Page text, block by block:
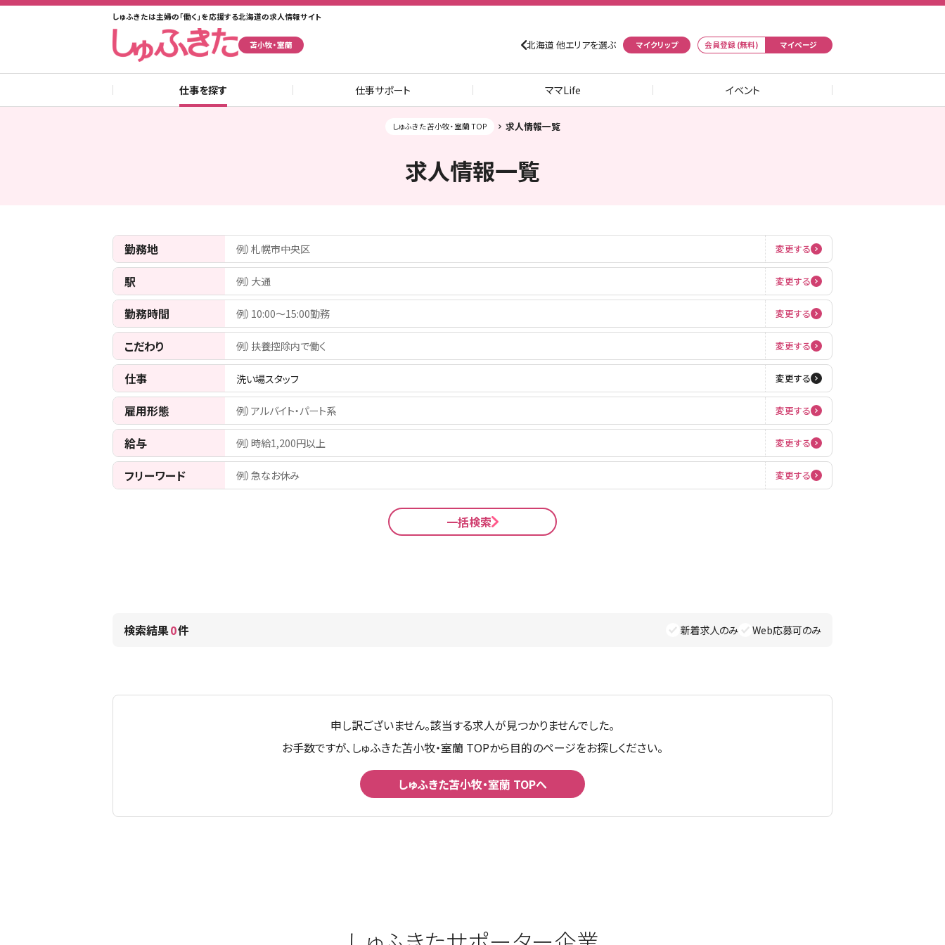
しゅふきたは主婦の「働く」を応援する北海道の求人情報サイト
苫小牧・室蘭 北海道 他エリアを選ぶ マイクリップ 会員登録 (無料) マイページ
仕事を探す 仕事サポート ママLife イベント
しゅふきた苫小牧・室蘭 TOP 求人情報一覧
求人情報一覧
勤務地 例）札幌市中央区 変更する
駅 例）大通 変更する
勤務時間 例）10:00〜15:00勤務 変更する
こだわり 例）扶養控除内で働く 変更する
仕事 洗い場スタッフ 変更する
雇用形態 例）アルバイト・パート系 変更する
給与 例）時給1,200円以上 変更する
フリーワード 例）急なお休み 変更する
一括検索
検索結果0件 新着求人のみ Web応募可のみ
申し訳ございません。該当する求人が見つかりませんでした。
お手数ですが、しゅふきた苫小牧・室蘭 TOPから目的のページをお探しください。
しゅふきた苫小牧・室蘭 TOPへ